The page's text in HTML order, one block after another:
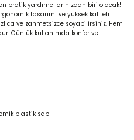
pratik yardımcılarınızdan biri olacak!
tasarımı ve yüksek kaliteli
ve zahmetsizce soyabilirsiniz. Hem
Günlük kullanımda konfor ve
plastik sap